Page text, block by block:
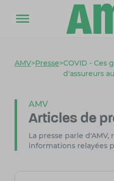
AMV>Presse>COVID - Ces
d'assureurs
AMV
Articles de
La presse parle
informations relayées